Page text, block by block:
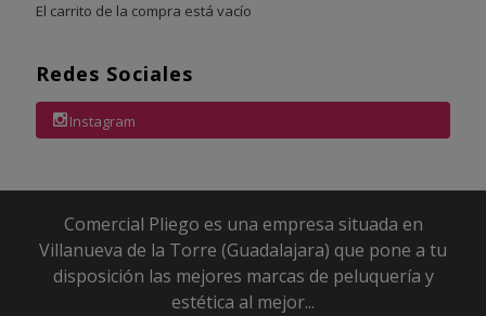
El carrito de la compra está vacío
Redes Sociales
Instagram
Comercial Pliego es una empresa situada en
Villanueva de la Torre (Guadalajara) que pone a tu
disposición las mejores marcas de peluquería y
estética al mejor...